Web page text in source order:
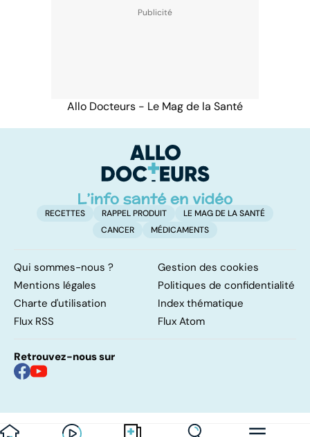
Allo Docteurs - Le Mag de la Santé
RECETTES RAPPEL PRODUIT
LE MAG DE LA SANTÉ
CANCER
MÉDICAMENTS
Qui sommes-nous ?
Gestion des cookies
Mentions légales
Politiques de confidentialité
Charte d'utilisation
Index thématique
Flux RSS
Flux Atom
Retrouvez-nous sur